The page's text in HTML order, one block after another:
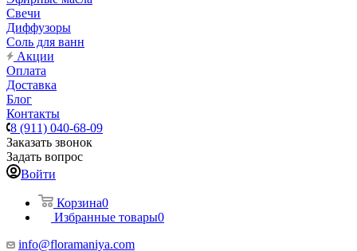
Свечи
Диффузоры
Соль для ванн
Акции
Оплата
Доставка
Блог
Контакты
8 (911) 040-68-09
Заказать звонок
Задать вопрос
Войти
Корзина0
Избранные товары0
info@floramaniya.com